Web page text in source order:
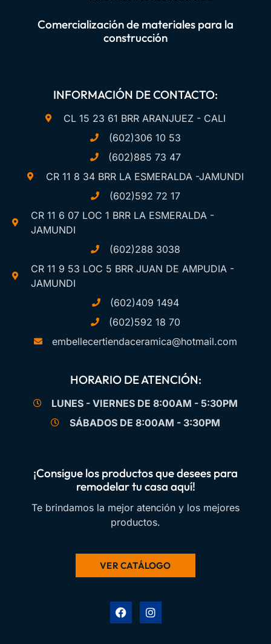
Comercialización de materiales para la
construcción
INFORMACIÓN DE CONTACTO:
CL 15 23 61 BRR ARANJUEZ - CALI
(602)306 10 53
(602)885 73 47
CR 11 8 34 BRR LA ESMERALDA -JAMUNDI
(602)592 72 17
CR 11 6 07 LOC 1 BRR LA ESMERALDA -
JAMUNDI
(602)288 3038
CR 11 9 53 LOC 5 BRR JUAN DE AMPUDIA -
JAMUNDI
(602)409 1494
(602)592 18 70
embellecertiendaceramica@hotmail.com
HORARIO DE ATENCIÓN:
LUNES - VIERNES DE 8:00AM - 5:30PM
SÁBADOS DE 8:00AM - 3:30PM
¡Consigue los productos que desees para
remodelar tu casa aquí!
Te brindamos la mejor atención y los mejores
productos.
VER CATÁLOGO